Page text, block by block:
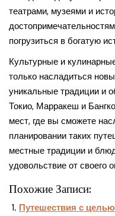
театрами, музеями и
погрузиться в богатую
Культурные и
только насладиться
уникальные традиции и
Токио, Марракеш и
мест, где вы сможете
планировании таких
местные традиции и
удовольствие от своего
Похожие Записи:
Путешествия с